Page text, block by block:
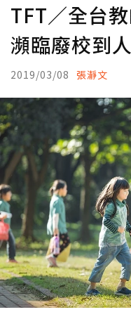
TFT／全台
瀕臨廢校到
2019/03/08 張瀞文